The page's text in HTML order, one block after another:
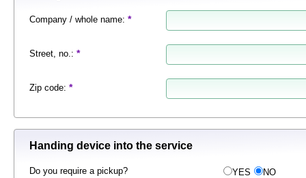
Company / whole name: *
Street, no.: *
Zip code: *
Handing device into the service
Do you require a pickup? YES NO